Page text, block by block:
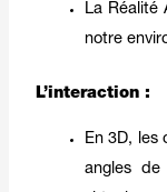
La Réalité
notre
L’interaction :
En 3D, les
angles